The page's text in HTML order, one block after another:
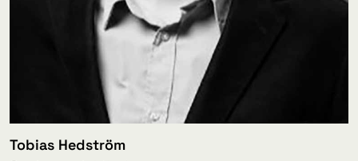
Tobias Hedström